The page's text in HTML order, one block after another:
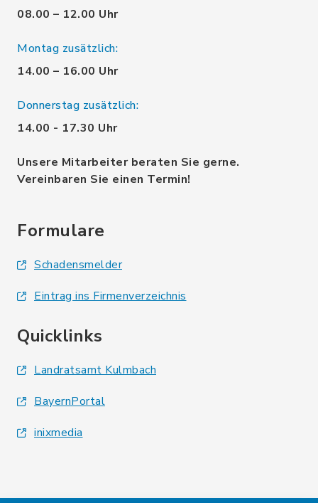
08.00 – 12.00 Uhr
Montag zusätzlich:
14.00 – 16.00 Uhr
Donnerstag zusätzlich:
14.00 - 17.30 Uhr
Unsere Mitarbeiter beraten Sie gerne.
Vereinbaren Sie einen Termin!
Formulare
Schadensmelder
Eintrag ins Firmenverzeichnis
Quicklinks
Landratsamt Kulmbach
BayernPortal
inixmedia